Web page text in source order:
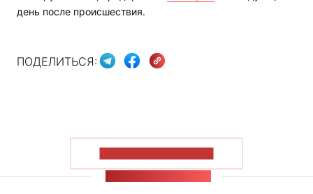
день после происшествия.
ПОДЕЛИТЬСЯ: